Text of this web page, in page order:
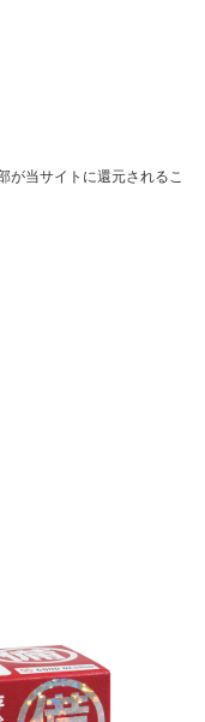
が当サイトに還元されるこ